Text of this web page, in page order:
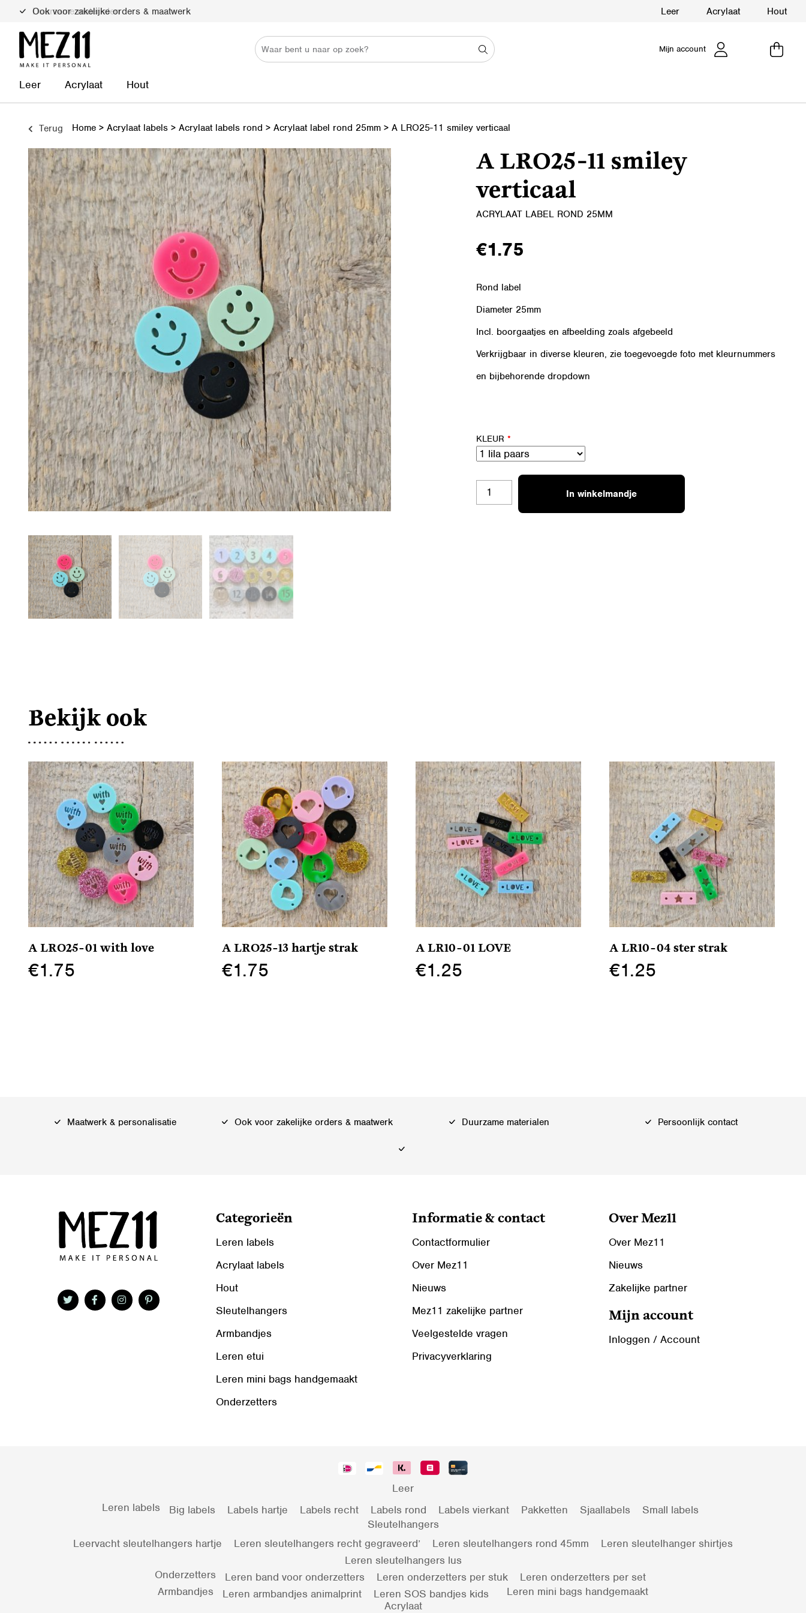
Duurzame materialen Leer Acrylaat Hout
Mijn account
Leer Acrylaat Hout
Terug Home > Acrylaat labels > Acrylaat labels rond > Acrylaat label rond 25mm > A LRO25-11 smiley verticaal
A LRO25-11 smiley
verticaal
ACRYLAAT LABEL ROND 25MM
€1.75
Rond label
Diameter 25mm
Incl. boorgaatjes en afbeelding zoals afgebeeld
Verkrijgbaar in diverse kleuren, zie toegevoegde foto met kleurnummers
en bijbehorende dropdown
KLEUR *
LRO25-
In winkelmandje
Bekijk ook
A LRO25-01 with love
€1.75
A LRO25-13 hartje strak
€1.75
A LR10-01 LOVE
€1.25
A LR10-04 ster strak
€1.25
Maatwerk & personalisatie Ook voor zakelijke orders & maatwerk Duurzame materialen Persoonlijk contact
Categorieën
Leren labels
Acrylaat labels
Hout
Sleutelhangers
Armbandjes
Leren etui
Leren mini bags handgemaakt
Onderzetters
Informatie & contact
Contactformulier
Over Mez11
Nieuws
Mez11 zakelijke partner
Veelgestelde vragen
Privacyverklaring
Over Mez11
Over Mez11
Nieuws
Zakelijke partner
Mijn account
Inloggen / Account
Leer
Leren labels
Big labels Labels hartje Labels recht Labels rond Labels vierkant Pakketten Sjaallabels
Small labels
Sleutelhangers
Leervacht sleutelhangers hartje
Leren sleutelhangers recht gegraveerd’ Leren sleutelhangers rond 45mm
Leren sleutelhanger shirtjes
Leren sleutelhangers lus
Onderzetters
Leren band voor onderzetters Leren onderzetters per stuk
Leren onderzetters per set
Armbandjes
Leren armbandjes animalprint Leren SOS bandjes kids
Leren mini bags handgemaakt
Acrylaat